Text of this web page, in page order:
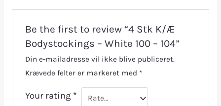
Be the first to review “4 Stk K/Æ
Bodystockings – White 100 – 104”
Din e-mailadresse vil ikke blive publiceret.
Krævede felter er markeret med *
Your rating *